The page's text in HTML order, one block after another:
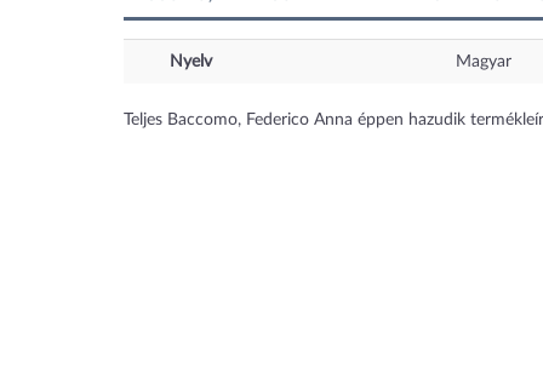
Nyelv Magyar
Teljes Baccomo, Federico Anna éppen hazudik